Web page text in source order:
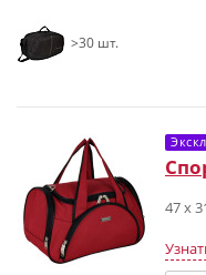
>30 шт.
47 х